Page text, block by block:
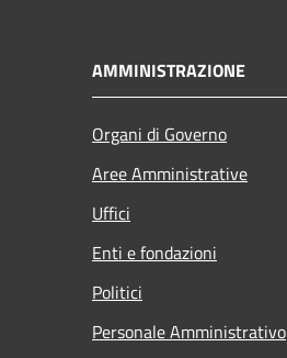
AMMINISTRAZIONE
Organi di Governo
Aree Amministrative
Uffici
Enti e fondazioni
Politici
Personale Amministrativo